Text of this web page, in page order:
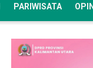
PARIWISATA OPINI